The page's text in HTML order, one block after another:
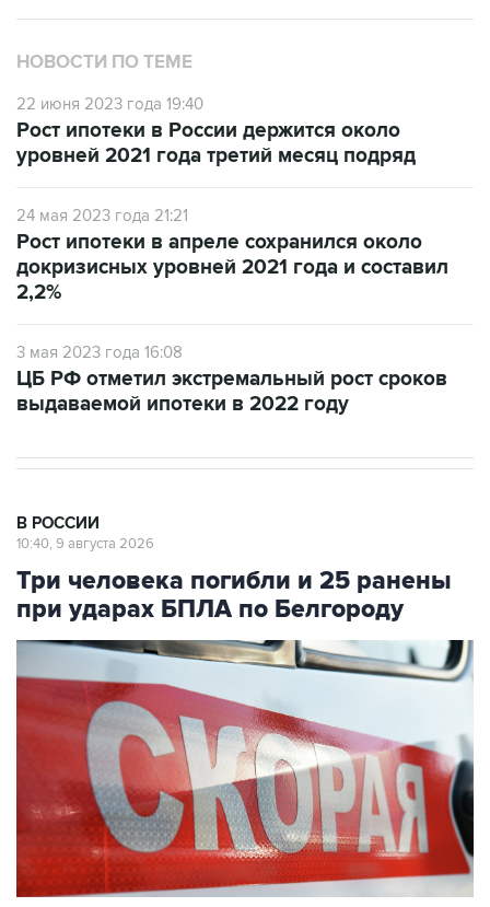
НОВОСТИ ПО ТЕМЕ
22 июня 2023 года 19:40
Рост ипотеки в России держится около
уровней 2021 года третий месяц подряд
24 мая 2023 года 21:21
Рост ипотеки в апреле сохранился около
докризисных уровней 2021 года и составил
2,2%
3 мая 2023 года 16:08
ЦБ РФ отметил экстремальный рост сроков
выдаваемой ипотеки в 2022 году
В РОССИИ
10:40, 9 августа 2026
Три человека погибли и 25 ранены
при ударах БПЛА по Белгороду